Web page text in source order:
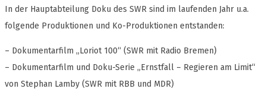
In der Hauptabteilung Doku des SWR sind im laufenden Jahr u.a.
folgende Produktionen und Ko-Produktionen entstanden:
– Dokumentarfilm „Loriot 100“ (SWR mit Radio Bremen)
– Dokumentarfilm und Doku-Serie „Ernstfall – Regieren am Limit“
von Stephan Lamby (SWR mit RBB und MDR)